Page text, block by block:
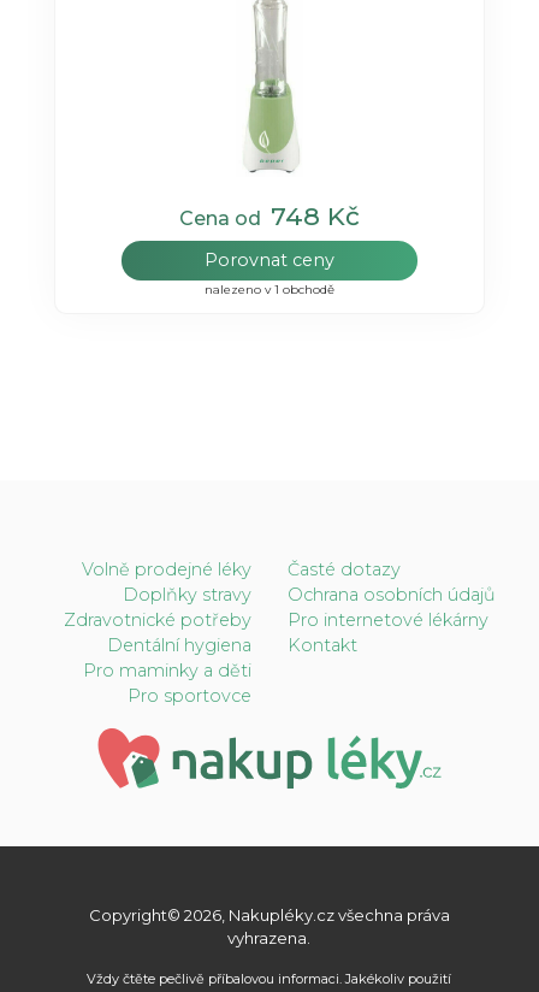
Cena od 748 Kč
Porovnat ceny
nalezeno v 1 obchodě
Volně prodejné léky
Doplňky stravy
Zdravotnické potřeby
Dentální hygiena
Pro maminky a děti
Pro sportovce
Časté dotazy
Ochrana osobních údajů
Pro internetové lékárny
Kontakt
Copyright© 2026, Nakupléky.cz všechna práva
vyhrazena.
Vždy čtěte pečlivě příbalovou informaci. Jakékoliv použití